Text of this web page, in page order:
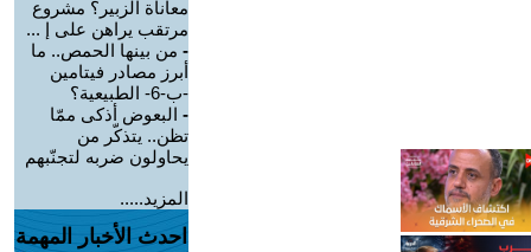
معاناة الزبير؟ مشروع
مرتقب يراهن على إ ...
- من بينها الحمص.. ما
أبرز مصادر فيتامين
-ب-6- الطبيعية؟
- البعوض أذكى ممّا
تظن.. يتذكّر من
يحاولون ضربه لتجنّبهم
المزيد.....
احدث الأخبار المهمة